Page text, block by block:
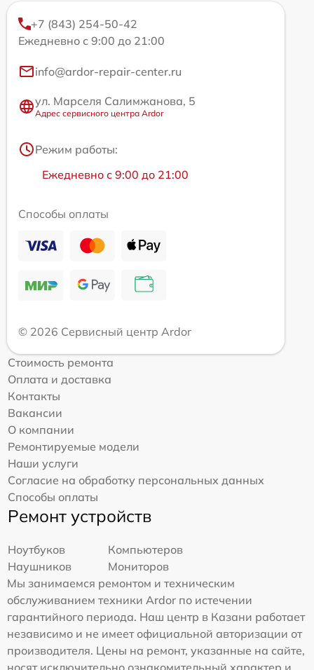
+7 (843) 254-50-42
Ежедневно с 9:00 до 21:00
info@ardor-repair-center.ru
ул. Марселя Салимжанова, 5
Адрес сервисного центра Ardor
Режим работы:
Ежедневно с 9:00 до 21:00
Способы оплаты
© 2026 Сервисный центр Ardor
Стоимость ремонта
Оплата и доставка
Контакты
Вакансии
О компании
Ремонтируемые модели
Наши услуги
Согласие на обработку персональных данных
Способы оплаты
Ремонт устройств
Ноутбуков
Компьютеров
Наушников
Мониторов
Мы занимаемся ремонтом и техническим
обслуживанием техники Ardor по истечении
гарантийного периода. Наш центр в Казани работает
независимо и не имеет официальной авторизации от
производителя. Цены на ремонт, указанные на сайте,